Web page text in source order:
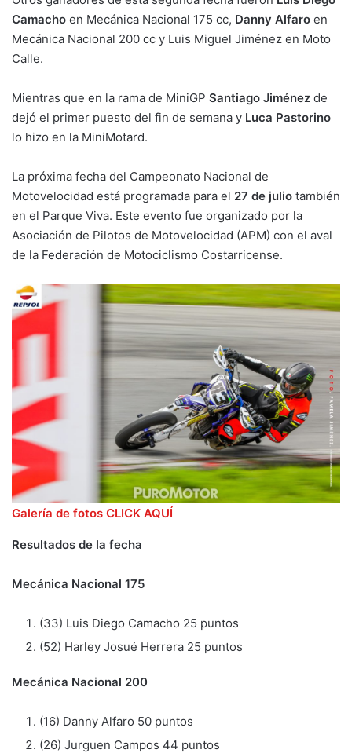
Camacho en Mecánica Nacional 175 cc, Danny Alfaro en
Mecánica Nacional 200 cc y Luis Miguel Jiménez en Moto
Calle.
Mientras que en la rama de MiniGP Santiago Jiménez de
dejó el primer puesto del fin de semana y Luca Pastorino
lo hizo en la MiniMotard.
La próxima fecha del Campeonato Nacional de
Motovelocidad está programada para el 27 de julio también
en el Parque Viva. Este evento fue organizado por la
Asociación de Pilotos de Motovelocidad (APM) con el aval
de la Federación de Motociclismo Costarricense.
Galería de fotos CLICK AQUÍ
Resultados de la fecha
Mecánica Nacional 175
(33) Luis Diego Camacho 25 puntos
(52) Harley Josué Herrera 25 puntos
Mecánica Nacional 200
(16) Danny Alfaro 50 puntos
(26) Jurguen Campos 44 puntos